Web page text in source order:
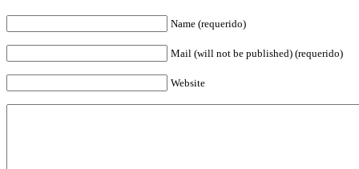
Name (requerido)
Mail (will not be published) (requerido)
Website